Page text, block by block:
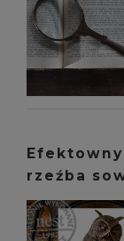
rzeźba